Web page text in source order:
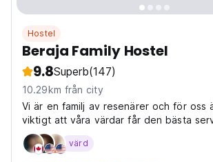
Hostel
Beraja Family Hostel
9.8Superb(147)
10.29km från city
Vi är en familj av resenärer och för oss
viktigt att våra värdar får den bästa
värd